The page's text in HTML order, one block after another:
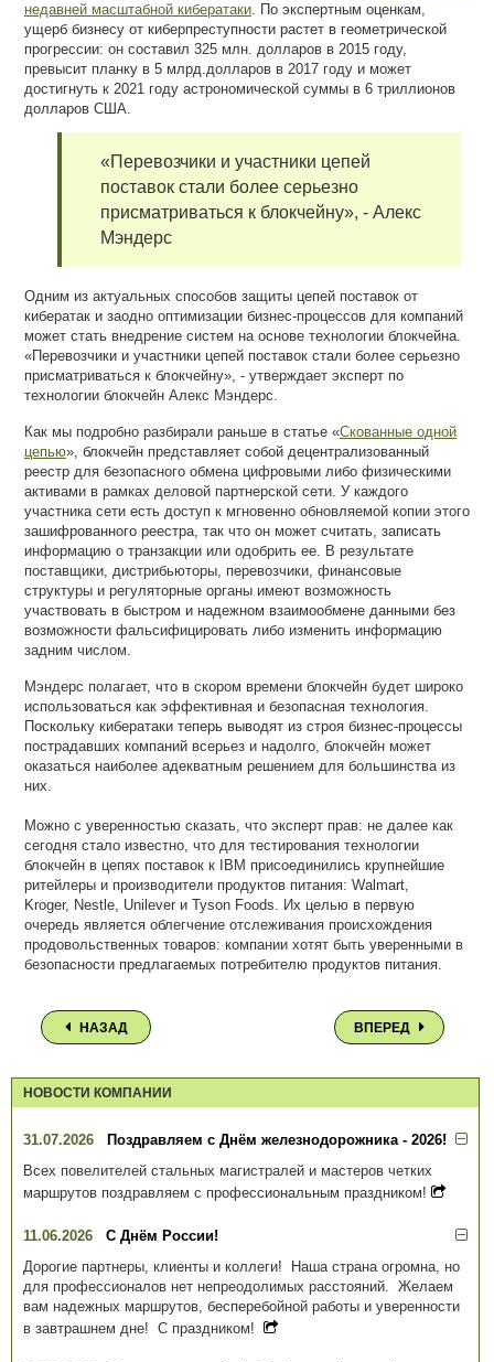
недавней масштабной кибератаки. По экспертным оценкам,
ущерб бизнесу от киберпреступности растет в геометрической
прогрессии: он составил 325 млн. долларов в 2015 году,
превысит планку в 5 млрд.долларов в 2017 году и может
достигнуть к 2021 году астрономической суммы в 6 триллионов
долларов США.
«Перевозчики и участники цепей
поставок стали более серьезно
присматриваться к блокчейну», - Алекс
Мэндерс
Одним из актуальных способов защиты цепей поставок от
кибератак и заодно оптимизации бизнес-процессов для компаний
может стать внедрение систем на основе технологии блокчейна.
«Перевозчики и участники цепей поставок стали более серьезно
присматриваться к блокчейну», - утверждает эксперт по
технологии блокчейн Алекс Мэндерс.
Как мы подробно разбирали раньше в статье «Скованные одной
цепью», блокчейн представляет собой децентрализованный
реестр для безопасного обмена цифровыми либо физическими
активами в рамках деловой партнерской сети. У каждого
участника сети есть доступ к мгновенно обновляемой копии этого
зашифрованного реестра, так что он может считать, записать
информацию о транзакции или одобрить ее. В результате
поставщики, дистрибьюторы, перевозчики, финансовые
структуры и регуляторные органы имеют возможность
участвовать в быстром и надежном взаимообмене данными без
возможности фальсифицировать либо изменить информацию
задним числом.
Мэндерс полагает, что в скором времени блокчейн будет широко
использоваться как эффективная и безопасная технология.
Поскольку кибератаки теперь выводят из строя бизнес-процессы
пострадавших компаний всерьез и надолго, блокчейн может
оказаться наиболее адекватным решением для большинства из
них.
Можно с уверенностью сказать, что эксперт прав: не далее как
сегодня стало известно, что для тестирования технологии
блокчейн в цепях поставок к IBM присоединились крупнейшие
ритейлеры и производители продуктов питания: Walmart,
Kroger, Nestle, Unilever и Tyson Foods. Их целью в первую
очередь является облегчение отслеживания происхождения
продовольственных товаров: компании хотят быть уверенными в
безопасности предлагаемых потребителю продуктов питания.
НАЗАД ВПЕРЕД
НОВОСТИ КОМПАНИИ
31.07.2026
Поздравляем с Днём железнодорожника - 2026!
Всех повелителей стальных магистралей и мастеров четких
маршрутов поздравляем с профессиональным праздником!
11.06.2026
С Днём России!
Дорогие партнеры, клиенты и коллеги! Наша страна огромна, но
для профессионалов нет непреодолимых расстояний. Желаем
вам надежных маршрутов, бесперебойной работы и уверенности
в завтрашнем дне! С праздником!